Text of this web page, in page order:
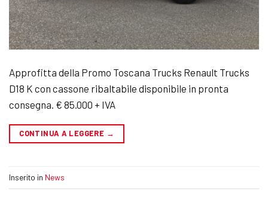
Approfitta della Promo Toscana Trucks Renault Trucks
D18 K con cassone ribaltabile disponibile in pronta
consegna. € 85.000 + IVA
CONTINUA A LEGGERE →
Inserito in News